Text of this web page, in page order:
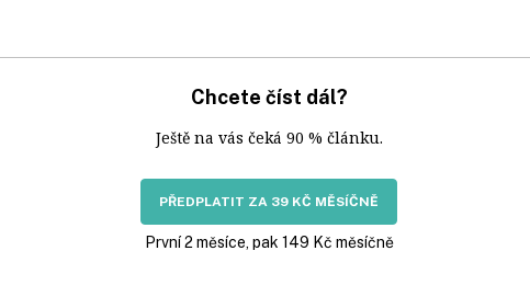
Chcete číst dál?
Ještě na vás čeká 90 % článku.
PŘEDPLATIT ZA 39 KČ MĚSÍČNĚ
První 2 měsíce, pak 149 Kč měsíčně